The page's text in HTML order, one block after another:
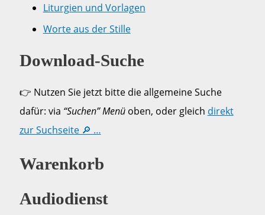
Liturgien und Vorlagen
Worte aus der Stille
Download-Suche
👉 Nutzen Sie jetzt bitte die allgemeine Suche
dafür: via “Suchen” Menüoben, oder gleich direkt
zur Suchseite 🔎 …
Warenkorb
Audiodienst